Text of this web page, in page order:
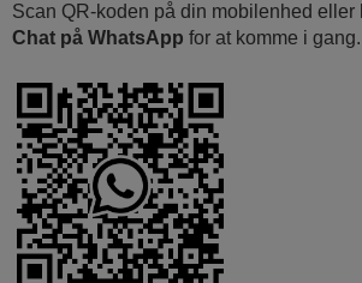
Scan QR-koden på din mobilenhed eller
Chat på WhatsApp for at komme i gang.